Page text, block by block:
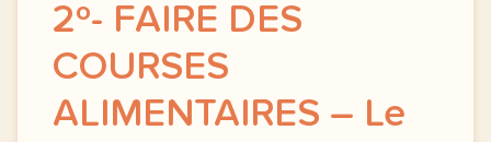
2º- FAIRE DES
COURSES
ALIMENTAIRES – Le